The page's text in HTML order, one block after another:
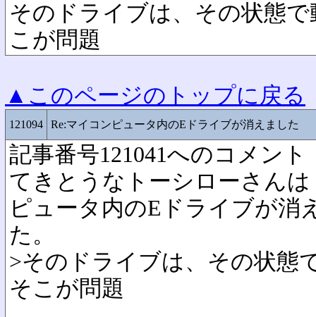
そのドライブは、その状態
こが問題
▲このページのトップに戻る
121094 Re:マイコンピュータ内のEドライブが消えました
記事番号121041へのコメント
てきとうなトーシローさんは
ピュータ内のEドライブが消
た。
>そのドライブは、その状態
そこが問題